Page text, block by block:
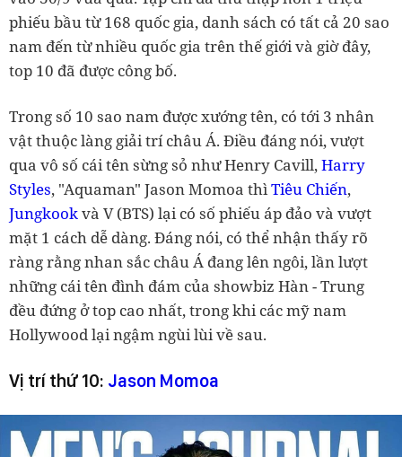
phiếu bầu từ 168 quốc gia, danh sách có tất cả 20 sao
nam đến từ nhiều quốc gia trên thế giới và giờ đây,
top 10 đã được công bố.
Trong số 10 sao nam được xướng tên, có tới 3 nhân
vật thuộc làng giải trí châu Á. Điều đáng nói, vượt
qua vô số cái tên sừng sỏ như Henry Cavill,Harry
Styles, "Aquaman" Jason Momoa thìTiêu Chiến,
Jungkookvà V (BTS) lại có số phiếu áp đảo và vượt
mặt 1 cách dễ dàng. Đáng nói, có thể nhận thấy rõ
ràng rằng nhan sắc châu Á đang lên ngôi, lần lượt
những cái tên đình đám của showbiz Hàn - Trung
đều đứng ở top cao nhất, trong khi các mỹ nam
Hollywood lại ngậm ngùi lùi về sau.
Vị trí thứ 10: Jason Momoa